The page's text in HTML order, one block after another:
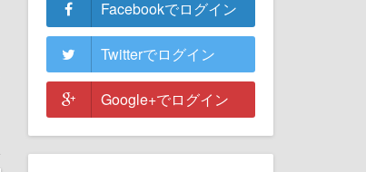
Facebookでログイン
Twitterでログイン
Google+でログイン